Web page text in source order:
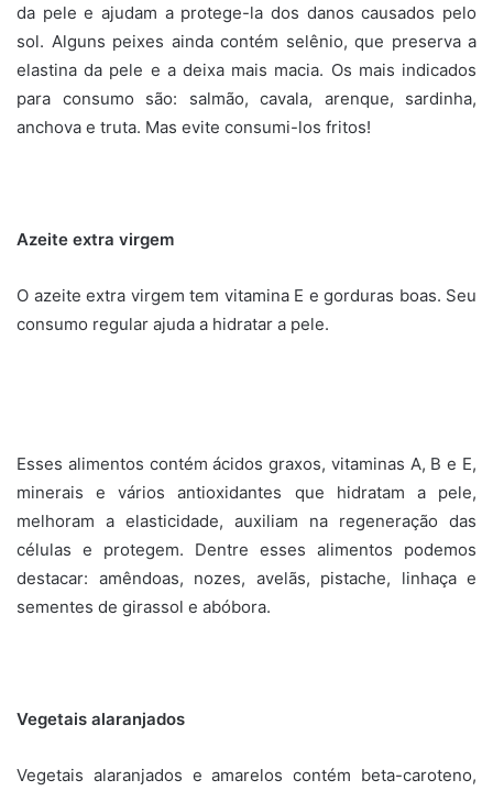
da pele e ajudam a protege-la dos danos causados pelo
sol. Alguns peixes ainda contém selênio, que preserva a
elastina da pele e a deixa mais macia. Os mais indicados
para consumo são: salmão, cavala, arenque, sardinha,
anchova e truta. Mas evite consumi-los fritos!
Azeite extra virgem
O azeite extra virgem tem vitamina E e gorduras boas. Seu
consumo regular ajuda a hidratar a pele.
Esses alimentos contém ácidos graxos, vitaminas A, B e E,
minerais e vários antioxidantes que hidratam a pele,
melhoram a elasticidade, auxiliam na regeneração das
células e protegem. Dentre esses alimentos podemos
destacar: amêndoas, nozes, avelãs, pistache, linhaça e
sementes de girassol e abóbora.
Vegetais alaranjados
Vegetais alaranjados e amarelos contém beta-caroteno,